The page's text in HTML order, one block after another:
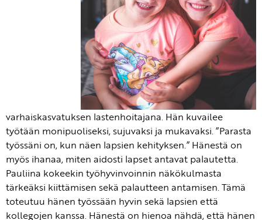
varhaiskasvatuksen lastenhoitajana. Hän kuvailee
työtään monipuoliseksi, sujuvaksi ja mukavaksi. ”Parasta
työssäni on, kun näen lapsien kehityksen.” Hänestä on
myös ihanaa, miten aidosti lapset antavat palautetta.
Pauliina kokeekin työhyvinvoinnin näkökulmasta
tärkeäksi kiittämisen sekä palautteen antamisen. Tämä
toteutuu hänen työssään hyvin sekä lapsien että
kollegojen kanssa. Hänestä on hienoa nähdä, että hänen